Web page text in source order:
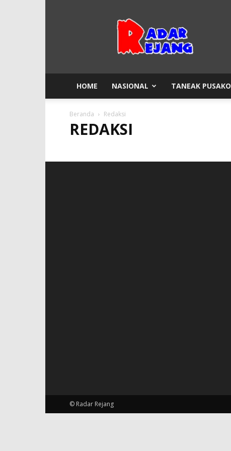
Rejang
HOME NASIONAL TANEAK PUSAKO
Beranda Redaksi
REDAKSI
© Radar Rejang